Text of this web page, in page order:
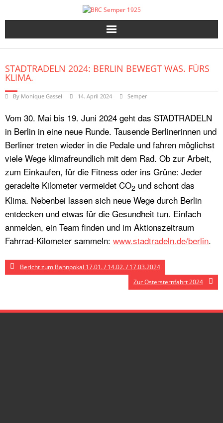
STADTRADELN 2024: BERLIN BEWEGT WAS. FÜRS
KLIMA.
By Monique Gassel 14. April 2024 Semper
Vom 30. Mai bis 19. Juni 2024 geht das STADTRADELN
in Berlin in eine neue Runde. Tausende Berlinerinnen und
Berliner treten wieder in die Pedale und fahren möglichst
viele Wege klimafreundlich mit dem Rad. Ob zur Arbeit,
zum Einkaufen, für die Fitness oder ins Grüne: Jeder
geradelte Kilometer vermeidet CO2 und schont das
Klima. Nebenbei lassen sich neue Wege durch Berlin
entdecken und etwas für die Gesundheit tun. Einfach
anmelden, ein Team finden und im Aktionszeitraum
Fahrrad-Kilometer sammeln: www.stadtradeln.de/berlin.
Bericht zum Bahnpokal 17.01. / 14.02. / 17.03.2024
Zur Ostersternfahrt 2024